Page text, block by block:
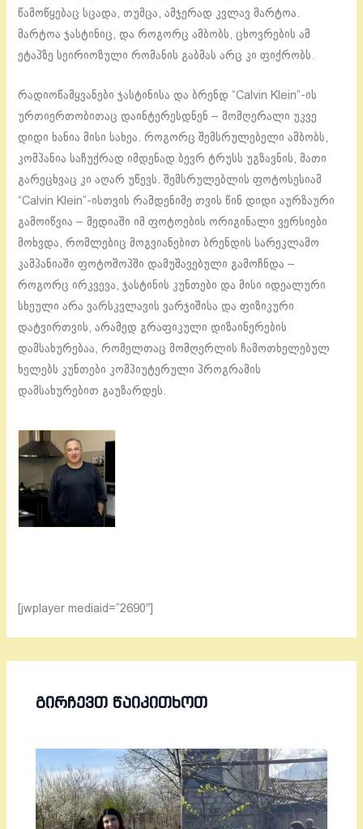
წამოწყებაც სცადა, თუმცა, ამჯერად კვლავ მარტოა.
მარტოა ჯასტინიც, და როგორც ამბობს, ცხოვრების ამ
ეტაპზე სეირიოზული რომანის გაბმას არც კი ფიქრობს.
რადიოწამყვანები ჯასტინისა და ბრენდ “Calvin Klein”-ის
ურთიერთობითაც დაინტერესდნენ – მომღერალი უკვე
დიდი ხანია მისი სახეა. როგორც შემსრულებელი ამბობს,
კომპანია საჩუქრად იმდენად ბევრ ტრუსს უგზავნის, მათი
გარეცხვაც კი აღარ უწევს. შემსრულებლის ფოტოსესიამ
“Calvin Klein”-ისთვის რამდენიმე თვის წინ დიდი აურზაური
გამოიწვია – მედიაში იმ ფოტოების ორიგინალი ვერსიები
მოხვდა, რომლებიც მოგვიანებით ბრენდის სარეკლამო
კამპანიაში ფოტოშოპში დამუშავებული გამოჩნდა –
როგორც ირკვევა, ჯასტინის კუნთები და მისი იდეალური
სხეული არა ვარსკვლავის ვარჯიშისა და ფიზიკური
დატვირთვის, არამედ გრაფიკული დიზაინერების
დამსახურებაა, რომელთაც მომღერლის ჩამოთხელებულ
ხელებს კუნთები კომპიუტერული პროგრამის
დამსახურებით გაუზარდეს.
[jwplayer mediaid=”2690″]
ᲒᲘᲠᲩᲔᲕᲗ ᲬᲐᲘᲙᲘᲗᲮᲝᲗ